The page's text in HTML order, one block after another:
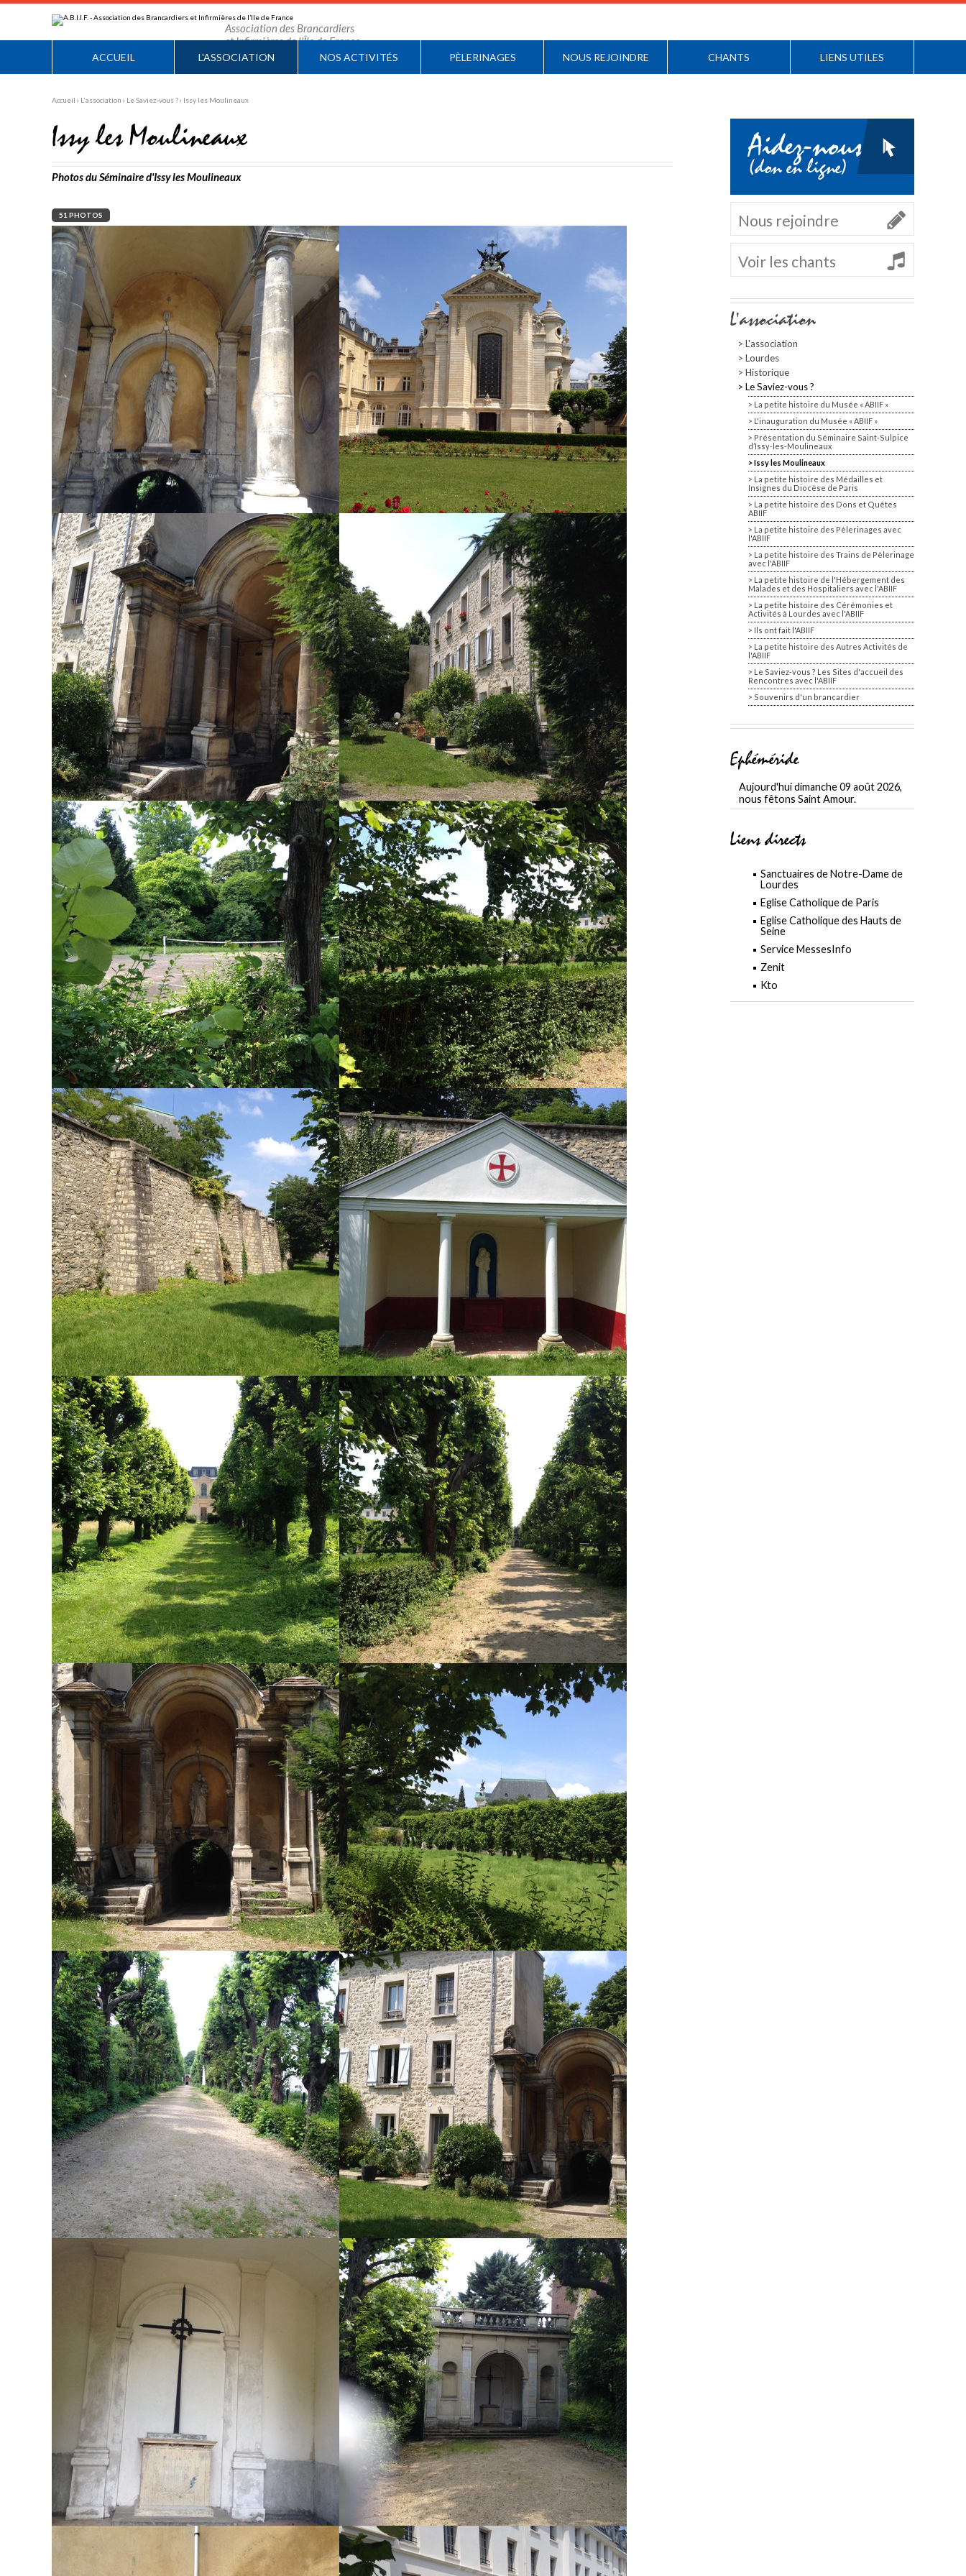
au
contenu.
Aller
personnels
Association des Brancardiers
et Infirmières de l'Île de France
ACCUEIL L'ASSOCIATION NOS ACTIVITÉS PÈLERINAGES NOUS REJOINDRE CHANTS LIENS UTILES
Accueil › L'association › Le Saviez-vous ?› Issy les Moulineaux
Aidez-nous
(don en ligne)
Nous rejoindre
Voir les chants
Navigation
L'association
L'association
Lourdes
Historique
Le Saviez-vous ?
La petite histoire du Musée « ABIIF »
L'inauguration du Musée « ABIIF »
Présentation du Séminaire Saint-Sulpice
d’Issy-les-Moulineaux
Issy les Moulineaux
La petite histoire des Médailles et
Insignes du Diocèse de Paris
La petite histoire des Dons et Quêtes
ABIIF
La petite histoire des Pèlerinages avec
l'ABIIF
La petite histoire des Trains de Pèlerinage
avec l'ABIIF
La petite histoire de l'Hébergement des
Malades et des Hospitaliers avec l'ABIIF
La petite histoire des Cérémonies et
Activités à Lourdes avec l'ABIIF
Ils ont fait l'ABIIF
La petite histoire des Autres Activités de
l'ABIIF
Le Saviez-vous ? Les Sites d'accueil des
Rencontres avec l'ABIIF
Souvenirs d'un brancardier
Ephéméride
Aujourd'hui dimanche 09 août 2026,
nous fêtons Saint Amour.
Liens directs
Sanctuaires de Notre-Dame de
Lourdes
Eglise Catholique de Paris
Eglise Catholique des Hauts de
Seine
Service MessesInfo
Zenit
Kto
Issy les Moulineaux
Photos du Séminaire d'Issy les Moulineaux
51 PHOTOS